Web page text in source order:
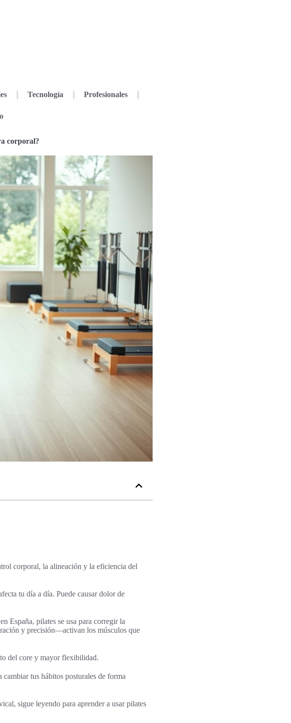
Tecnología Profesionales
corporal?
corporal, la alineación y la eficiencia del
tu día a día. Puede causar dolor de
España, pilates se usa para corregir la
y precisión—activan los músculos que
del core y mayor flexibilidad.
tus hábitos posturales de forma
sigue leyendo para aprender a usar pilates